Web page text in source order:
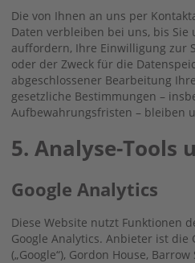
Die von Ihnen an uns per
Daten verbleiben bei uns, bis Sie
auffordern, Ihre Einwilligung zur
oder der Zweck für die
abgeschlossener Bearbeitung
gesetzliche Bestimmungen –
Aufbewahrungsfristen – bleiben
5. Analyse-Tools
Google Analytics
Diese Website nutzt Funktionen
Google Analytics. Anbieter ist die
(„Google“), Gordon House,